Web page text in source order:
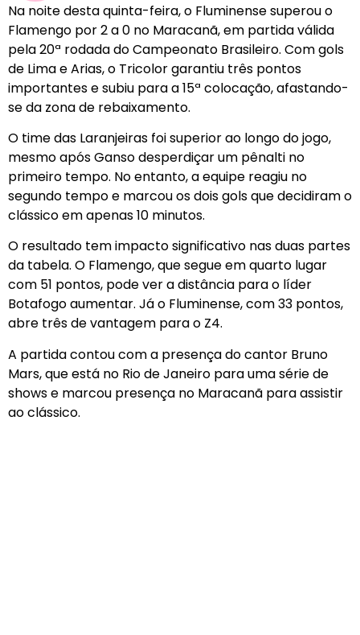
Na noite desta quinta-feira, o Fluminense superou o
Flamengo por 2 a 0 no Maracanã, em partida válida
pela 20ª rodada do Campeonato Brasileiro. Com gols
de Lima e Arias, o Tricolor garantiu três pontos
importantes e subiu para a 15ª colocação, afastando-
se da zona de rebaixamento.
O time das Laranjeiras foi superior ao longo do jogo,
mesmo após Ganso desperdiçar um pênalti no
primeiro tempo. No entanto, a equipe reagiu no
segundo tempo e marcou os dois gols que decidiram o
clássico em apenas 10 minutos.
O resultado tem impacto significativo nas duas partes
da tabela. O Flamengo, que segue em quarto lugar
com 51 pontos, pode ver a distância para o líder
Botafogo aumentar. Já o Fluminense, com 33 pontos,
abre três de vantagem para o Z4.
A partida contou com a presença do cantor Bruno
Mars, que está no Rio de Janeiro para uma série de
shows e marcou presença no Maracanã para assistir
ao clássico.